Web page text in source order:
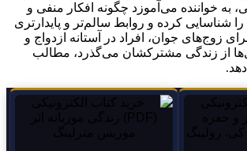
به خواننده می‌آموزد چگونه افکار منفی و
شناسایی کرده و روابط سالم‌تر و پایدارتری
زوج‌های جوان، افراد در آستانه ازدواج و
از زندگی مشترکشان می‌گذرد، مطالب